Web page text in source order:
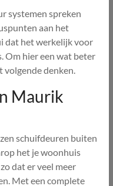
systemen spreken
aan het
dat het werkelijk voor
Om hier een wat beter
volgende denken.
Maurik
schuifdeuren buiten
het je woonhuis
dat er veel meer
Met een complete